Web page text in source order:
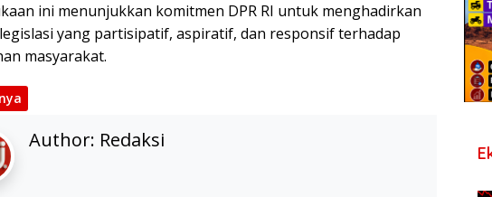
ini menunjukkan komitmen DPR RI untuk menghadirkan
yang partisipatif, aspiratif, dan responsif terhadap
masyarakat.
Author: Redaksi